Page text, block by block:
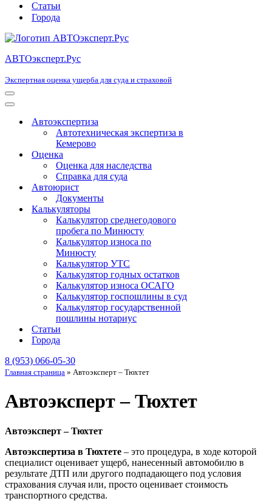
Статьи
Города
АВТОэксперт.Рус
Экспертная оценка ущерба для суда и страховой
Меню
навигации
Меню
навигацииАвтоэкспертиза
Автотехническая экспертиза в
Кемерово
Оценка
Оценка для наследства
Справка для суда
Автоюрист
Документы
Калькуляторы
Калькулятор среднегодового
пробега по Минюсту
Калькулятор износа по
Минюсту
Калькулятор УТС
Калькулятор годных остатков
Калькулятор износа ОСАГО
Калькулятор госпошлины в суд
Калькулятор государственной
пошлины нотариус
Статьи
Города
8 (953) 066-05-30
Главная страница » Автоэксперт – Тюхтет
Автоэксперт – Тюхтет
Автоэксперт – Тюхтет
Автоэкспертиза в Тюхтете – это процедура, в ходе которой
специалист оценивает ущерб, нанесенный автомобилю в
результате ДТП или другого подпадающего под условия
страхования случая или, просто оценивает стоимость
транспортного средства.